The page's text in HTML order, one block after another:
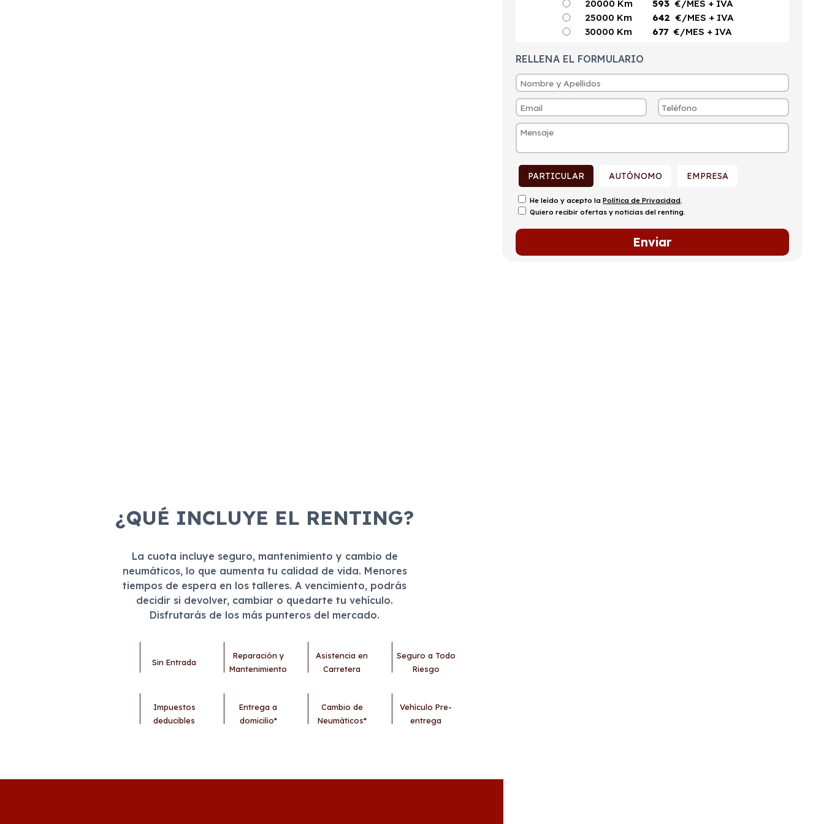
¿QUÉ INCLUYE EL RENTING?
La cuota incluye seguro, mantenimiento y cambio de
neumáticos, lo que aumenta tu calidad de vida. Menores
tiempos de espera en los talleres. A vencimiento, podrás
decidir si devolver, cambiar o quedarte tu vehículo.
Disfrutarás de los más punteros del mercado.
Sin Entrada
Reparación y
Mantenimiento
Asistencia en
Carretera
Seguro a Todo
Riesgo
Impuestos
deducibles
Entrega a
domicilio*
Cambio de
Neumáticos*
Vehículo Pre-
entrega
20000 Km
593 €/MES + IVA
25000 Km
642 €/MES + IVA
30000 Km
677 €/MES + IVA
RELLENA EL FORMULARIO
PARTICULAR AUTÓNOMO EMPRESA
He leído y acepto laPolítica de Privacidad.
Quiero recibir ofertas y noticias del renting.